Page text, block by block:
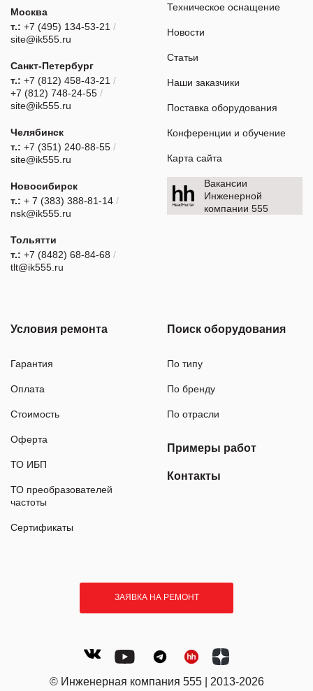
Москва
т.: +7 (495) 134-53-21 /
site@ik555.ru
Санкт-Петербург
т.: +7 (812) 458-43-21 /
+7 (812) 748-24-55 /
site@ik555.ru
Челябинск
т.: +7 (351) 240-88-55 /
site@ik555.ru
Новосибирск
т.: + 7 (383) 388-81-14 /
nsk@ik555.ru
Тольятти
т.: +7 (8482) 68-84-68 /
tlt@ik555.ru
Техническое оснащение
Новости
Статьи
Наши заказчики
Поставка оборудования
Конференции и обучение
Карта сайта
Вакансии
Инженерной
компании 555
Условия ремонта
Гарантия
Оплата
Стоимость
Оферта
ТО ИБП
ТО преобразователей
частоты
Сертификаты
Поиск оборудования
По типу
По бренду
По отрасли
Примеры работ
Контакты
ЗАЯВКА НА РЕМОНТ
© Инженерная компания 555 | 2013-2026